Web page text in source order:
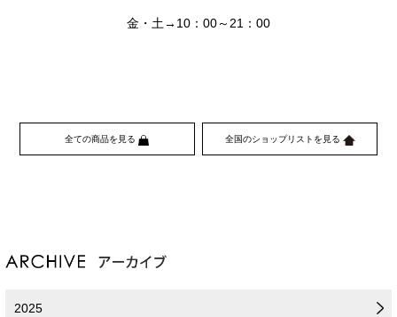
金・土→10：00～21：00
全ての商品を見る 全国のショップリストを見る
2025